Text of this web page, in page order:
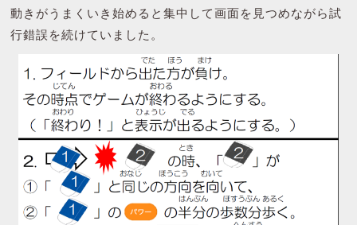
動きがうまくいき始めると集中して画面を見つめながら試
行錯誤を続けていました。